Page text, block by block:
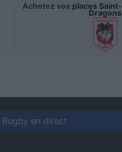
Achetez vos places
Dragons
Rugby en direct